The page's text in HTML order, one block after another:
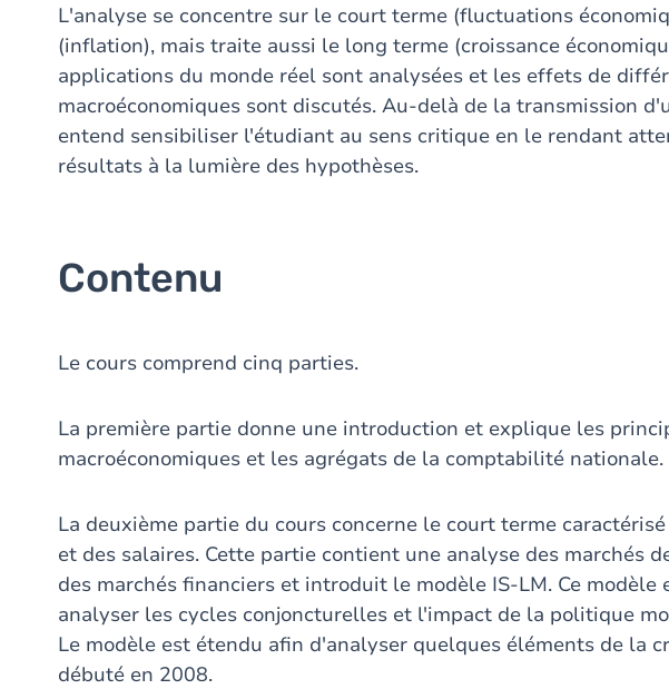
L'analyse se concentre sur le court terme (fluctuations
(inflation), mais traite aussi le long terme (croissance
applications du monde réel sont analysées et les effets de
macroéconomiques sont discutés. Au-delà de la transmission
entend sensibiliser l'étudiant au sens critique en le rendant
résultats à la lumière des hypothèses.
Contenu
Le cours comprend cinq parties.
La première partie donne une introduction et explique les
macroéconomiques et les agrégats de la comptabilité nationale.
La deuxième partie du cours concerne le court terme
et des salaires. Cette partie contient une analyse des marchés
des marchés financiers et introduit le modèle IS-LM. Ce modèle
analyser les cycles conjoncturelles et l'impact de la politique
Le modèle est étendu afin d'analyser quelques éléments de la
débuté en 2008.